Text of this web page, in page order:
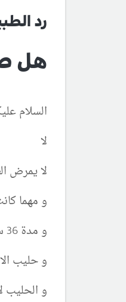
رد
هل
السلام
لا
لا يمرض
و مهما
و مدة 36 ساعة هي مدة قصيرة جداً
و حليب
و الحليب